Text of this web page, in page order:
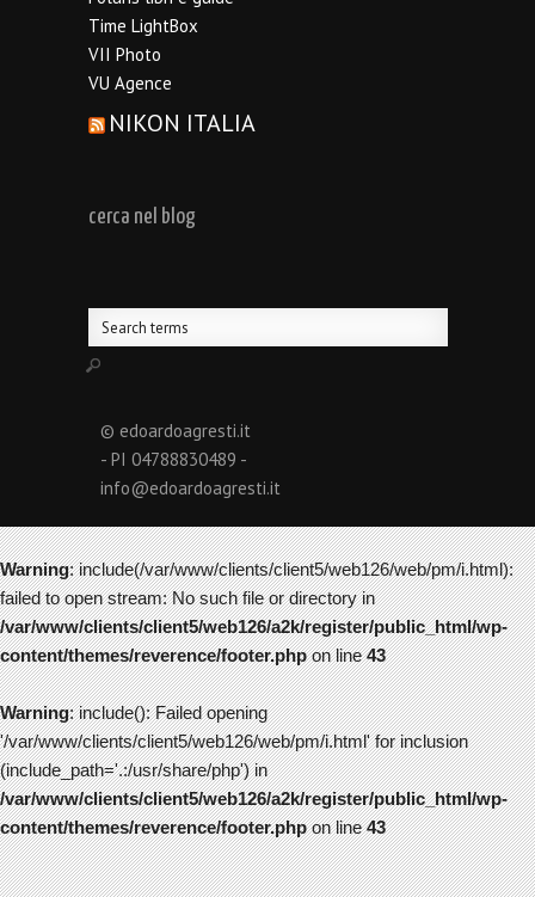
Time LightBox
VII Photo
VU Agence
NIKON ITALIA
cerca nel blog
© edoardoagresti.it
- PI 04788830489 -
info@edoardoagresti.it
Warning: include(/var/www/clients/client5/web126/web/pm/i.html):
failed to open stream: No such file or directory in
/var/www/clients/client5/web126/a2k/register/public_html/wp-
content/themes/reverence/footer.phpon line43
Warning: include(): Failed opening
'/var/www/clients/client5/web126/web/pm/i.html' for inclusion
(include_path='.:/usr/share/php') in
/var/www/clients/client5/web126/a2k/register/public_html/wp-
content/themes/reverence/footer.phpon line43